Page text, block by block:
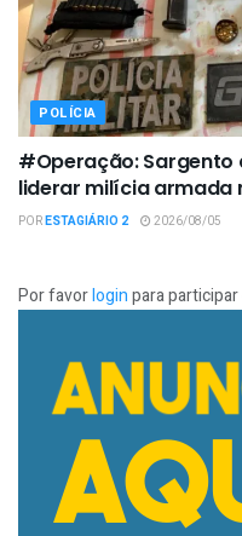
POLÍCIA
#Operação: Sargento
liderar milícia armada
PORESTAGIÁRIO 2 2026/08/05
Por favorloginpara